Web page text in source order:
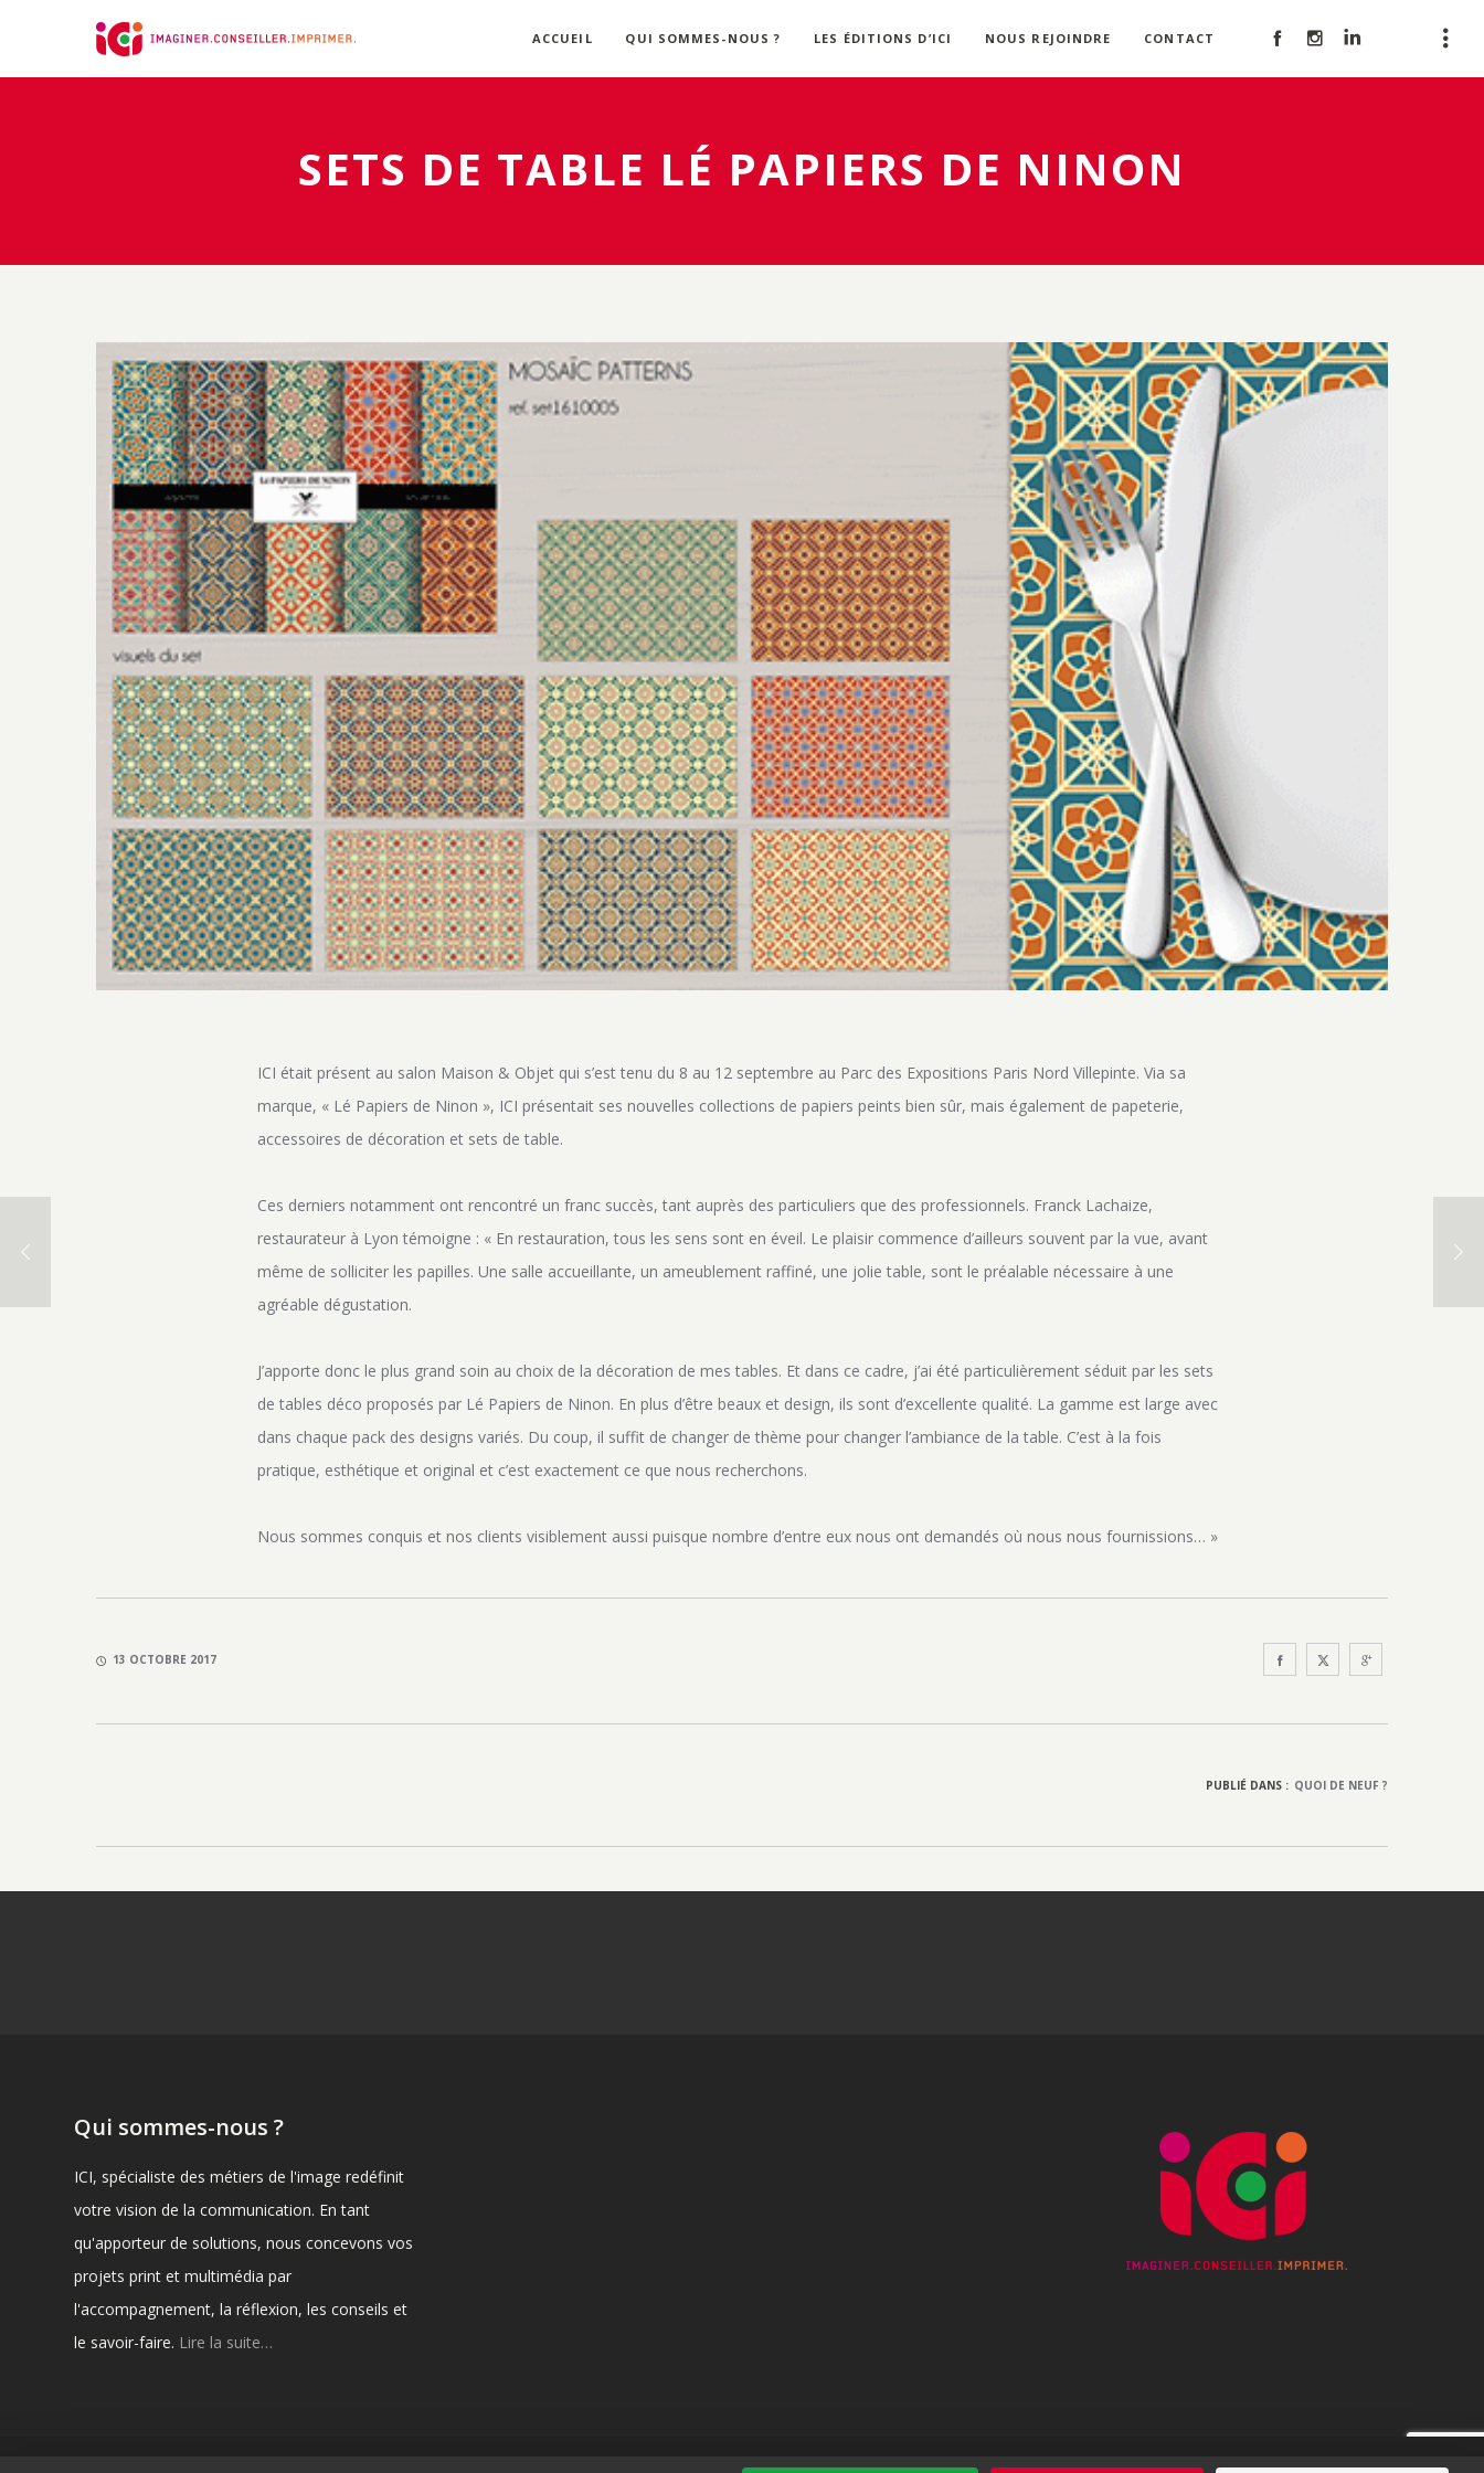
ACCUEIL QUI SOMMES-NOUS ? LES ÉDITIONS D’ICI NOUS REJOINDRE CONTACT
SETS DE TABLE LÉ PAPIERS DE NINON
ICI était présent au salon Maison & Objet qui s’est tenu du 8 au 12 septembre au Parc des Expositions Paris Nord Villepinte. Via sa
marque, « Lé Papiers de Ninon », ICI présentait ses nouvelles collections de papiers peints bien sûr, mais également de papeterie,
accessoires de décoration et sets de table.
Ces derniers notamment ont rencontré un franc succès, tant auprès des particuliers que des professionnels. Franck Lachaize,
restaurateur à Lyon témoigne : « En restauration, tous les sens sont en éveil. Le plaisir commence d’ailleurs souvent par la vue, avant
même de solliciter les papilles. Une salle accueillante, un ameublement raffiné, une jolie table, sont le préalable nécessaire à une
agréable dégustation.
J’apporte donc le plus grand soin au choix de la décoration de mes tables. Et dans ce cadre, j’ai été particulièrement séduit par les sets
de tables déco proposés par Lé Papiers de Ninon. En plus d’être beaux et design, ils sont d’excellente qualité. La gamme est large avec
dans chaque pack des designs variés. Du coup, il suffit de changer de thème pour changer l’ambiance de la table. C’est à la fois
pratique, esthétique et original et c’est exactement ce que nous recherchons.
Nous sommes conquis et nos clients visiblement aussi puisque nombre d’entre eux nous ont demandés où nous nous fournissions… »
13 OCTOBRE 2017
PUBLIÉ DANS : QUOI DE NEUF ?
Qui sommes-nous ?
ICI, spécialiste des métiers de l'image redéfinit
votre vision de la communication. En tant
qu'apporteur de solutions, nous concevons vos
projets print et multimédia par
l'accompagnement, la réflexion, les conseils et
le savoir-faire. Lire la suite…